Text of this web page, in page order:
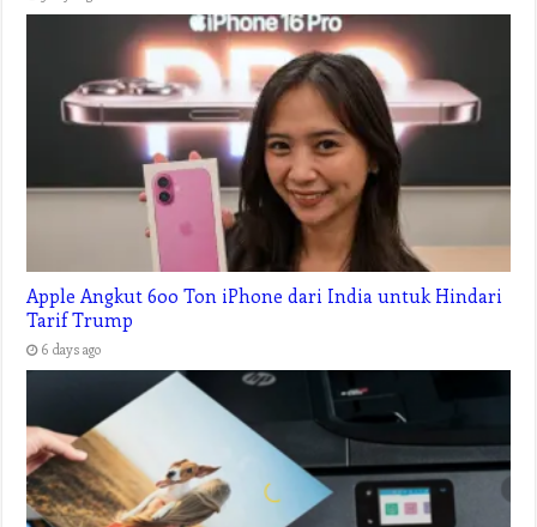
Apple Angkut 600 Ton iPhone dari India untuk Hindari
Tarif Trump
6 days ago